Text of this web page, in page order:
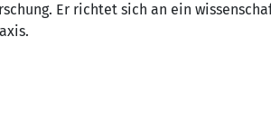
Er richtet sich an ein